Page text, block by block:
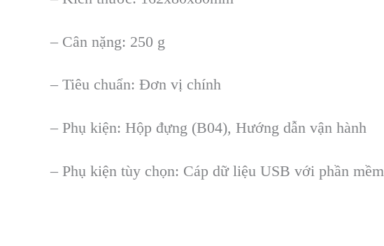
– Cân nặng: 250 g
– Tiêu chuẩn: Đơn vị chính
– Phụ kiện: Hộp đựng (B04), Hướng dẫn vận hành
– Phụ kiện tùy chọn: Cáp dữ liệu USB với phần mềm